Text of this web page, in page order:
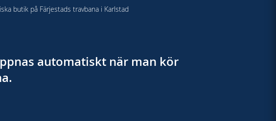
butik på Färjestads travbana i Karlstad
automatiskt när man kör